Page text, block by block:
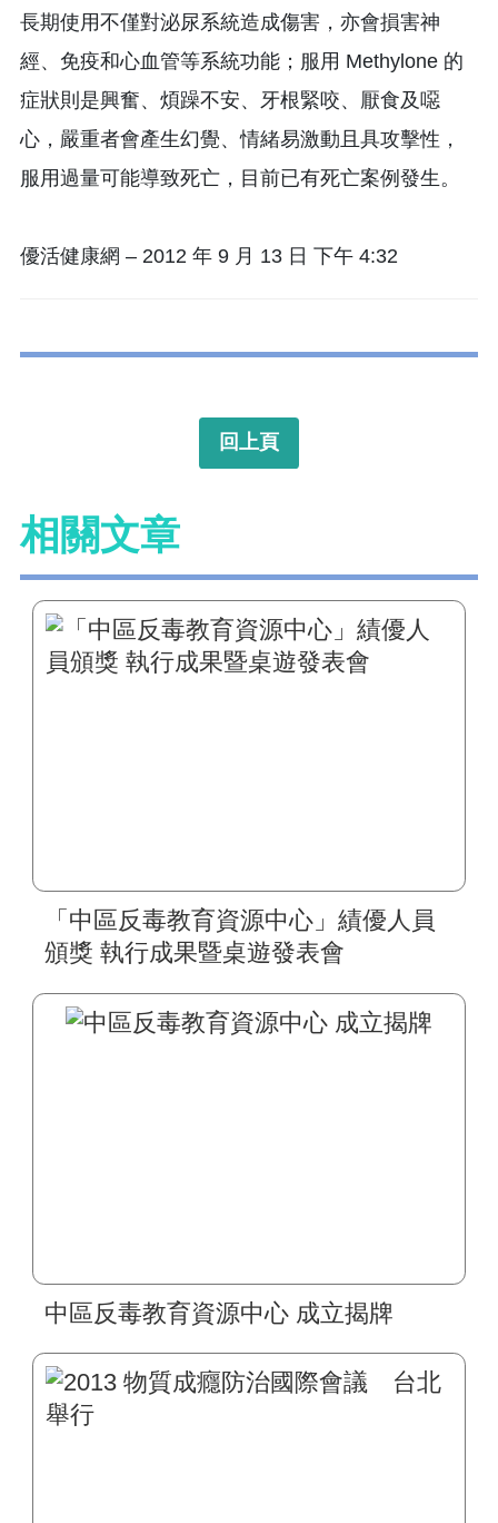
長期使用不僅對泌尿系統造成傷害，亦會損害神
經、免疫和心血管等系統功能；服用 Methylone 的
症狀則是興奮、煩躁不安、牙根緊咬、厭食及噁
心，嚴重者會產生幻覺、情緒易激動且具攻擊性，
服用過量可能導致死亡，目前已有死亡案例發生。
優活健康網 – 2012 年 9 月 13 日 下午 4:32
回上頁
相關文章
「中區反毒教育資源中心」績優人員
頒獎 執行成果暨桌遊發表會
中區反毒教育資源中心 成立揭牌